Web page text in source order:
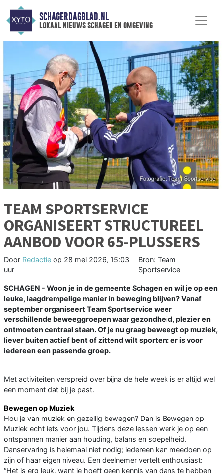
SCHAGERDAGBLAD.NL
lokaal nieuws schagen en omgeving
TEAM SPORTSERVICE
ORGANISEERT STRUCTUREEL
AANBOD VOOR 65-PLUSSERS
Door Redactie op 28 mei 2026, 15:03
uur
Bron: Team
Sportservice
SCHAGEN - Woon je in de gemeente Schagen en wil je op een
leuke, laagdrempelige manier in beweging blijven? Vanaf
september organiseert Team Sportservice weer
verschillende beweeggroepen waar gezondheid, plezier en
ontmoeten centraal staan. Of je nu graag beweegt op muziek,
liever buiten actief bent of zittend wilt sporten: er is voor
iedereen een passende groep.
Met activiteiten verspreid over bijna de hele week is er altijd wel
een moment dat bij je past.
Bewegen op Muziek
Hou je van muziek en gezellig bewegen? Dan is Bewegen op
Muziek echt iets voor jou. Tijdens deze lessen werk je op een
ontspannen manier aan houding, balans en soepelheid.
Danservaring is helemaal niet nodig; iedereen kan meedoen op
zijn of haar eigen niveau. Een deelnemer vertelt enthousiast:
“Het is erg leuk, want je hoeft geen kennis van dans te hebben